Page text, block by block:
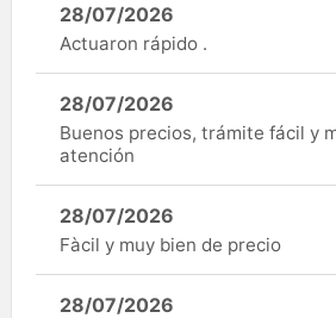
28/07/2026
Actuaron rápido .
28/07/2026
Buenos precios, trámite fácil y
atención
28/07/2026
Fàcil y muy bien de precio
28/07/2026